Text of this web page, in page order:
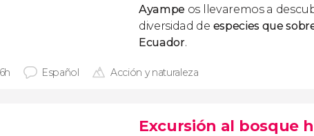
Ayampe os llevaremos a
diversidad de especies que
Ecuador.
Español Acción y naturaleza
Excursión al bosque